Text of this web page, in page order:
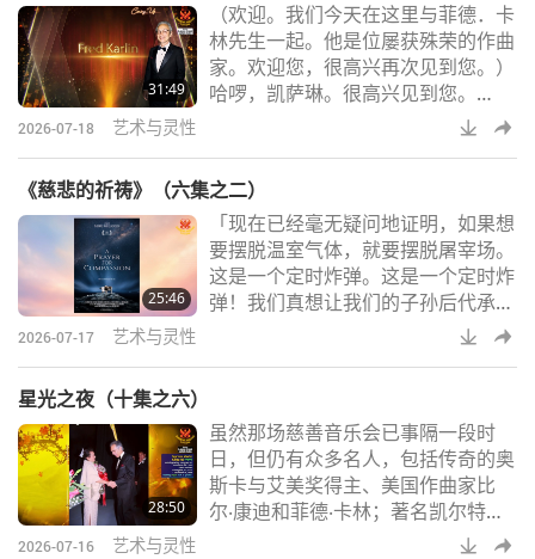
31:49
（欢迎。我们今天在这里与菲德．卡
林先生一起。他是位屡获殊荣的作曲
家。欢迎您，很高兴再次见到您。）
哈啰，凯萨琳。很高兴见到您。
［…］（您是如何参与这场音乐会的
海无上师团体中的许多筹办者和我之
间都有交情，他问我，是否有兴趣参
与，因为他们正在筹办这场音乐会，
而这场音乐会结果确实非同凡响。那
是一次美妙的经历。他们希望找一位
有电影配乐背景的人，来为师父的几
2026-07-18 艺术与灵性
《慈悲的祈祷》（六集之二）
25:46
「现在已经毫无疑问地证明，如果想
要摆脱温室气体，就要摆脱屠宰场。
这是一个定时炸弹。这是一个定时炸
弹！我们真想让我们的子孙后代承受
这样的后果吗？到时候他们会如何评
产生对我们不利的业力。」「当谈到
思想、行动与行为上的非暴力时，如
果你还食用任何众生，那你又怎能成
为非暴力的践行者呢？」「曾有人对
2026-07-17 艺术与灵性
星光之夜（十集之六）
28:50
虽然那场慈善音乐会已事隔一段时
日，但仍有众多名人，包括传奇的奥
斯卡与艾美奖得主、美国作曲家比
尔‧康迪和菲德‧卡林；著名凯尔特乐
团「盖尔风暴」的史帝芬‧韦迈尔；
2026-07-16 艺术与灵性